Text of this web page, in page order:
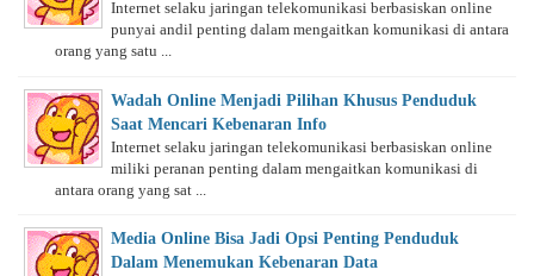
Internet selaku jaringan telekomunikasi berbasiskan online
punyai andil penting dalam mengaitkan komunikasi di antara
orang yang satu ...
Wadah Online Menjadi Pilihan Khusus Penduduk
Saat Mencari Kebenaran Info
Internet selaku jaringan telekomunikasi berbasiskan online
miliki peranan penting dalam mengaitkan komunikasi di
antara orang yang sat ...
Media Online Bisa Jadi Opsi Penting Penduduk
Dalam Menemukan Kebenaran Data